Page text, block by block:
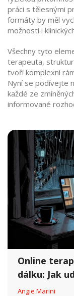
práci s tělesnými
formáty by měl
možností i
Všechny tyto
terapeuta,
tvoří komplexní
Nyní se podívejte
každé ze
informované
Online
dálku: Jak
přerušení
Angie Marini